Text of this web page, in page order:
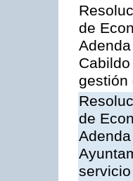
de
gestión
de